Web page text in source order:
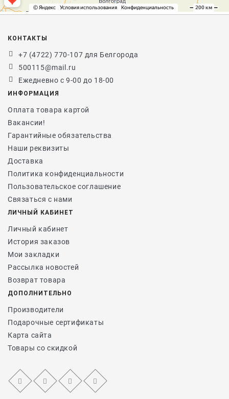
КОНТАКТЫ
+7 (4722) 770-107 для Белгорода
500115@mail.ru
Ежедневно с 9-00 до 18-00
ИНФОРМАЦИЯ
Оплата товара картой
Вакансии!
Гарантийные обязательства
Наши реквизиты
Доставка
Политика конфиденциальности
Пользовательское соглашение
Связаться с нами
ЛИЧНЫЙ КАБИНЕТ
Личный кабинет
История заказов
Мои закладки
Рассылка новостей
Возврат товара
ДОПОЛНИТЕЛЬНО
Производители
Подарочные сертификаты
Карта сайта
Товары со скидкой